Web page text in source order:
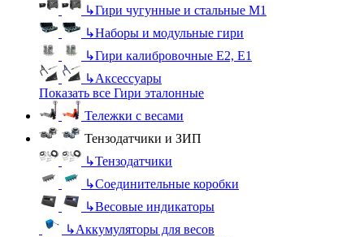
↳Гири чугунные и стальные М1
↳Наборы и модульные гири
↳Гири калибровочные E2, Е1
↳Аксессуары
Показать все Гири эталонные
Тележки с весами
Тензодатчики и ЗИП
↳Тензодатчики
↳Соединительные коробки
↳Весовые индикаторы
↳Аккумуляторы для весов